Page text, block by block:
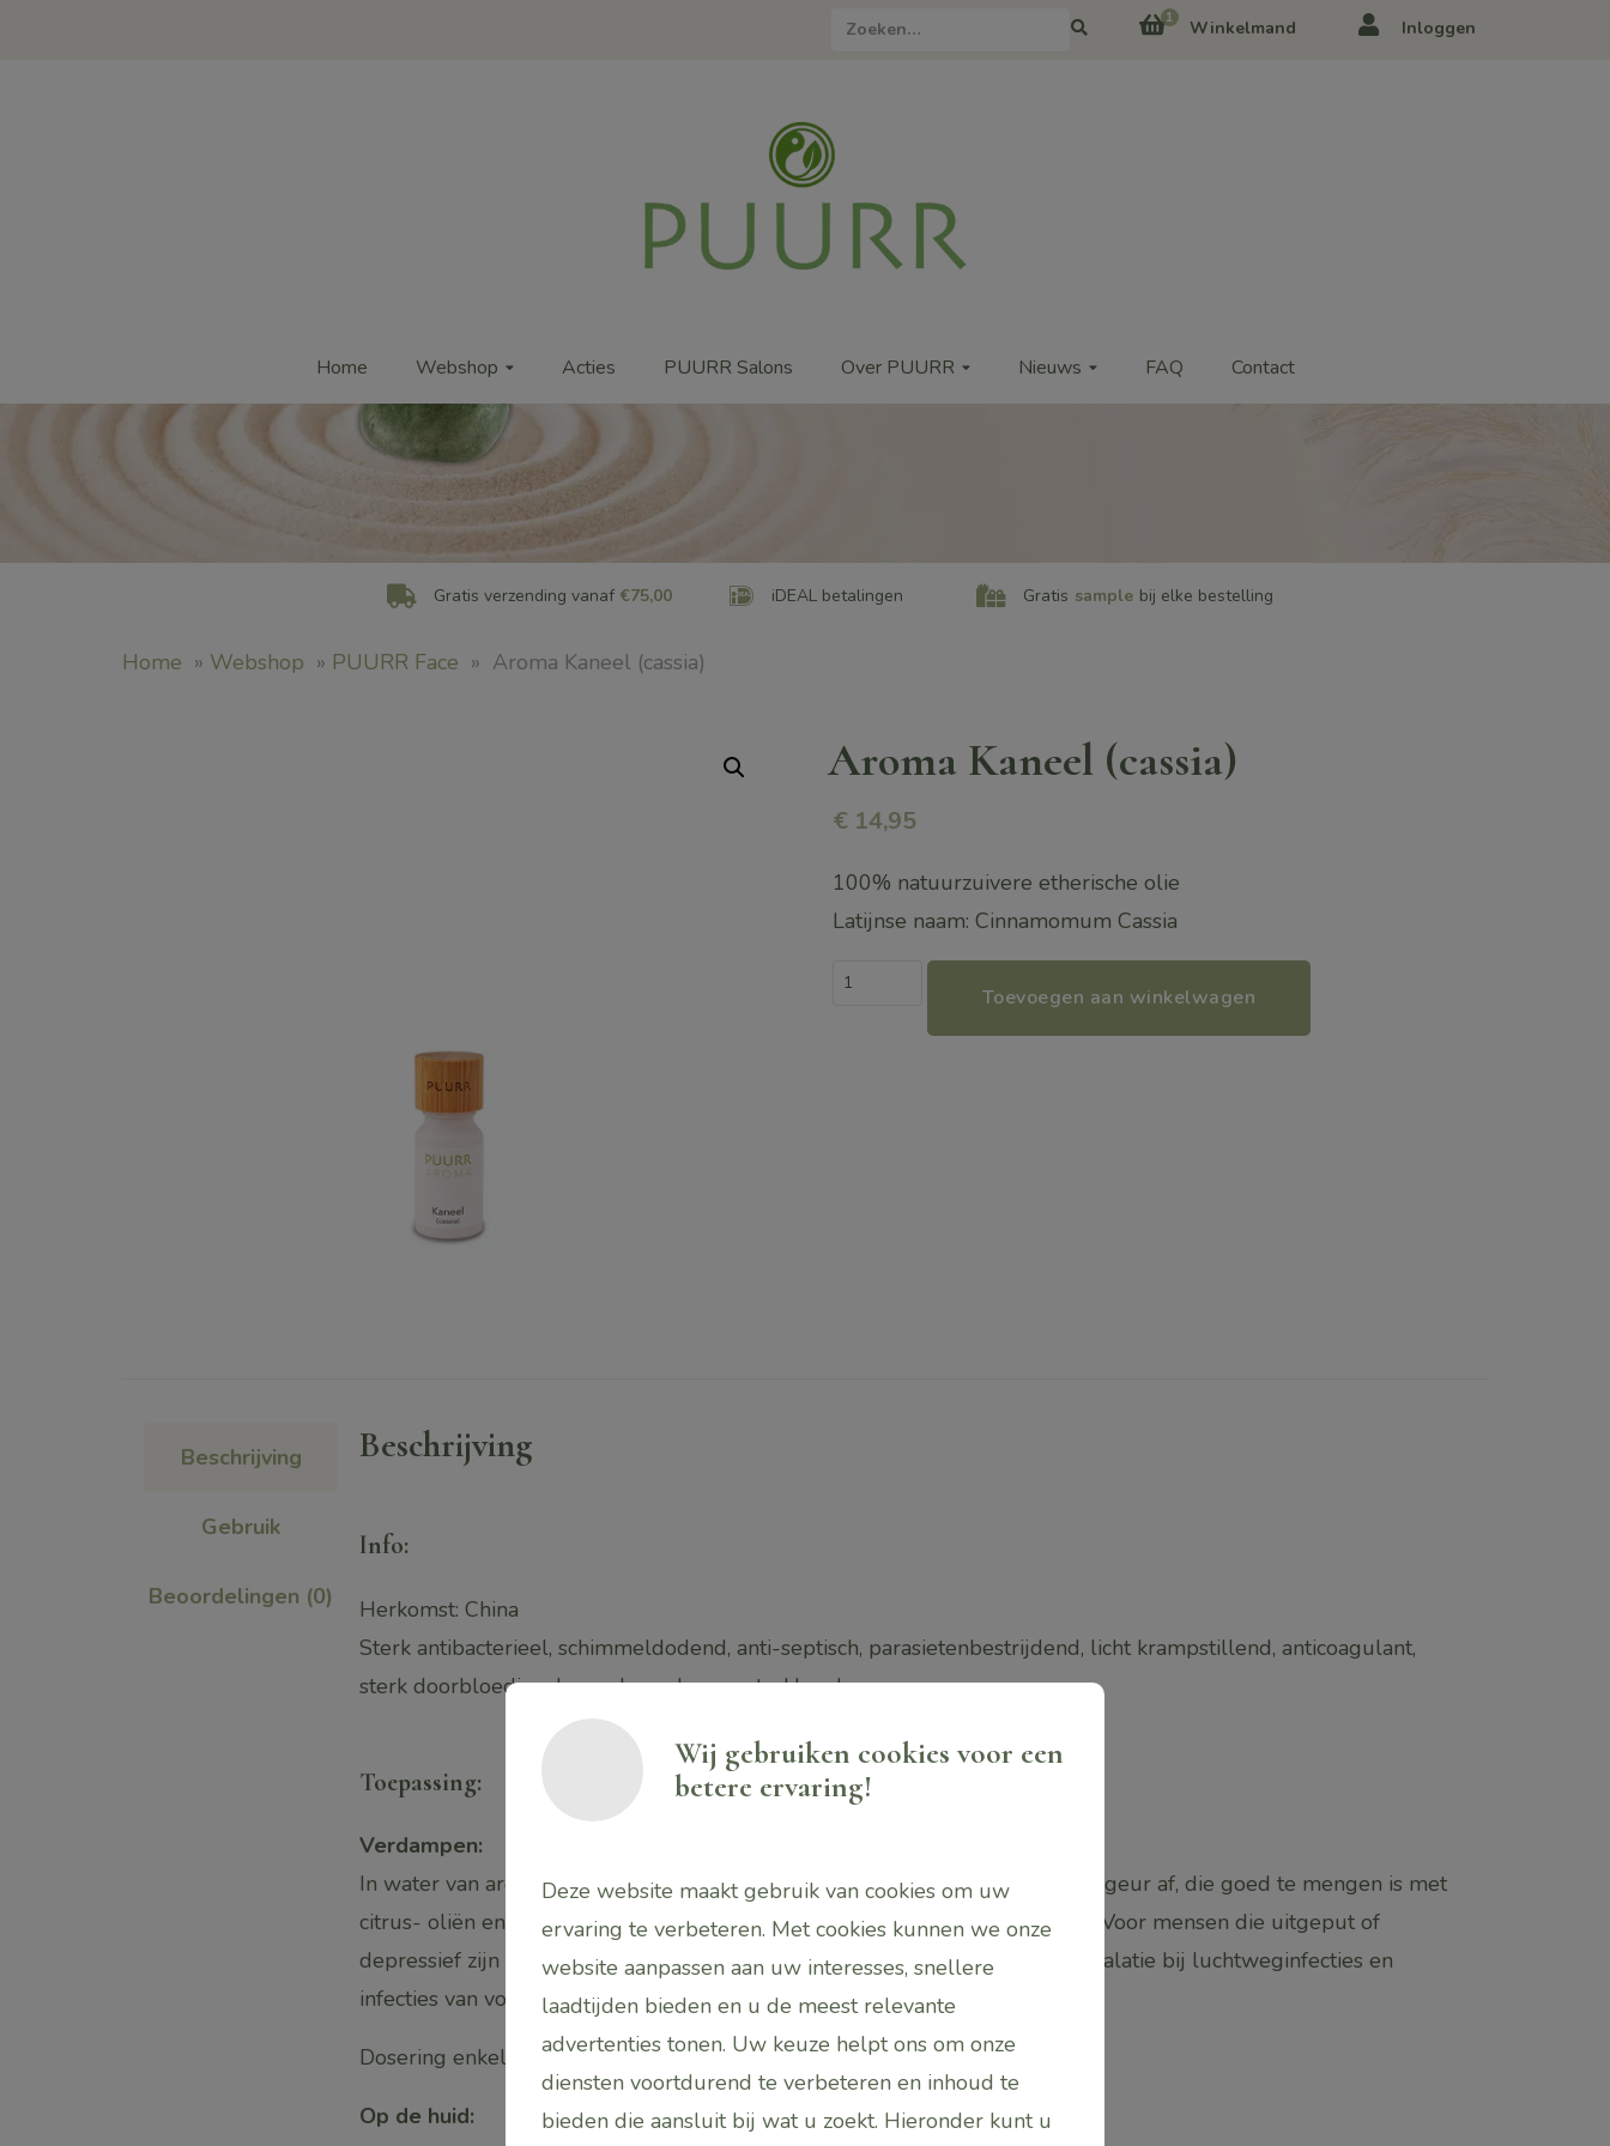
Zoeken
1 Winkelmand Inloggen
Home Webshop Acties PUURR Salons Over PUURR Nieuws FAQ Contact
Gratis verzending vanaf €75,00 iDEAL betalingen Gratis sample bij elke bestelling
Home » Webshop » PUURR Face » Aroma Kaneel (cassia)
Aroma Kaneel (cassia)
€ 14,95
100% natuurzuivere etherische olie
Latijnse naam: Cinnamomum Cassia
Aroma
Toevoegen aan winkelwagen
Beschrijving
Gebruik
Beoordelingen (0)
Beschrijving
info:
Herkomst: China
Sterk antibacterieel, schimmeldodend, anti-septisch, parasietenbestrijdend, licht krampstillend, anticoagulant,
sterk doorbloedingsbevorderend, samentrekkend.
toepassing:
Verdampen:
In water van aromabrander of diffuser geeft kaneel een warme zoete kaneelgeur af, die goed te mengen is met
citrus- oliën en ylang ylang. Zorgt voor opwekkende en stimulerende sfeer. Voor mensen die uitgeput of
depressief zijn werkt het bijzonder opbeurend en verwarmend. Helpt bij inhalatie bij luchtweginfecties en
infecties van voorhoofds- en bijholten. En bij acute bronchitis.
Dosering enkele druppels aan het water toevoegen.
Op de huid:
Wij gebruiken cookies voor een
betere ervaring!
Deze website maakt gebruik van cookies om uw
ervaring te verbeteren. Met cookies kunnen we onze
website aanpassen aan uw interesses, snellere
laadtijden bieden en u de meest relevante
advertenties tonen. Uw keuze helpt ons om onze
diensten voortdurend te verbeteren en inhoud te
bieden die aansluit bij wat u zoekt. Hieronder kunt u